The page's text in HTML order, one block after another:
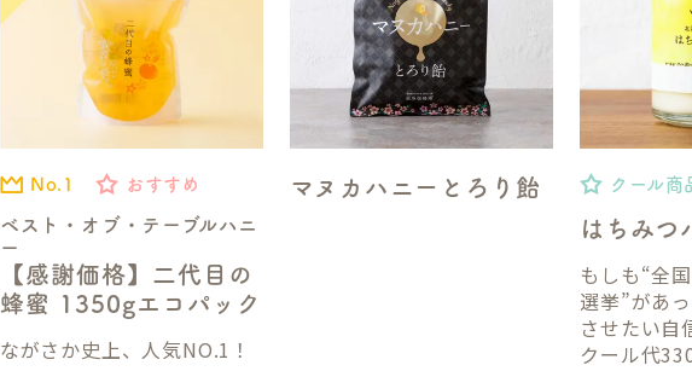
No.1 おすすめ
ベスト・オブ・テーブルハニ
ー
【感謝価格】二代目の
蜂蜜 1350gエコパック
ながさか史上、人気NO.1！
マヌカハニーとろり飴 クール商
はちみつ
もしも“全
選挙”があ
させたい自
クール代